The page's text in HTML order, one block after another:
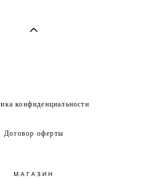
конфиденциальности
Договор оферты
МАГАЗИН